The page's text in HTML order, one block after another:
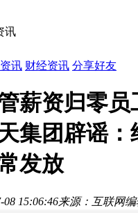
讯
讯 财经资讯 分享好友
薪资归零员
集团辟谣：
发放
08 15:06:46来源：互联网编